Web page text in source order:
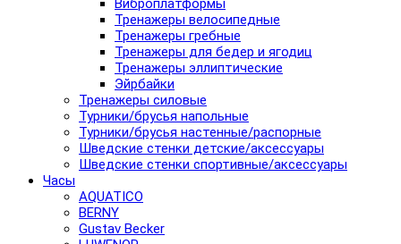
Виброплатформы
Тренажеры велосипедные
Тренажеры гребные
Тренажеры для бедер и ягодиц
Тренажеры эллиптические
Эйрбайки
Тренажеры силовые
Турники/брусья напольные
Турники/брусья настенные/распорные
Шведские стенки детские/аксессуары
Шведские стенки спортивные/аксессуары
Часы
AQUATICO
BERNY
Gustav Becker